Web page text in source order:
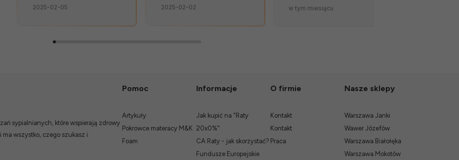
2025-02-05
bezpiecznie, bez
2025-02-02
atut sklepu. 💪🔥
w tym miesiącu
sypialnianych, które wspierają zdrowy
wszystko, czego szukasz i
Pomoc
Artykuły
Pokrowce materacy M&K
Foam
Informacje
Jak kupić na "Raty
20x0%"
CA Raty - jak skorzystać?
Fundusze Europejskie
O firmie
Kontakt
Kontakt
Praca
Nasze sklepy
Warszawa Janki
Wawer Józefów
Warszawa Białołęka
Warszawa Mokotów